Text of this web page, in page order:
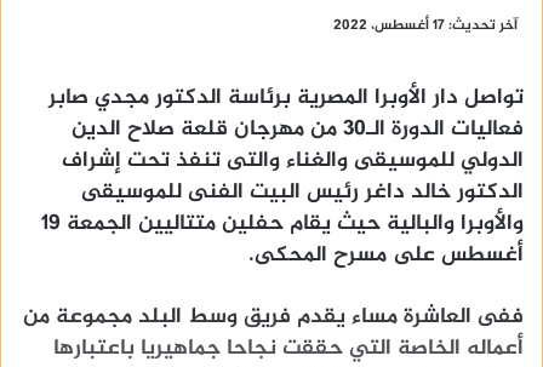
آخر تحديث: 17 أغسطس، 2022
تواصل دار الأوبرا المصرية برئاسة الدكتور مجدي صابر
فعاليات الدورة الـ30 من مهرجان قلعة صلاح الدين
الدولي للموسيقى والغناء والتى تنفذ تحت إشراف
الدكتور خالد داغر رئيس البيت الفنى للموسيقى
والأوبرا والبالية حيث يقام حفلين متتاليين الجمعة 19
أغسطس على مسرح المحكى.
ففى العاشرة مساء يقدم فريق وسط البلد مجموعة من
أعماله الخاصة التي حققت نجاحا جماهيريا باعتبارها